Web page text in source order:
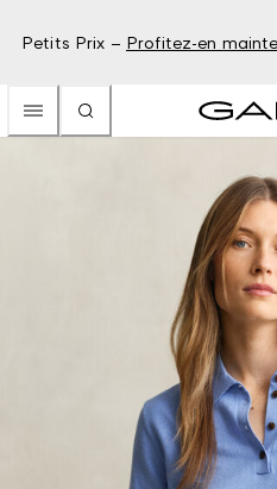
Petits Prix – Profitez-en